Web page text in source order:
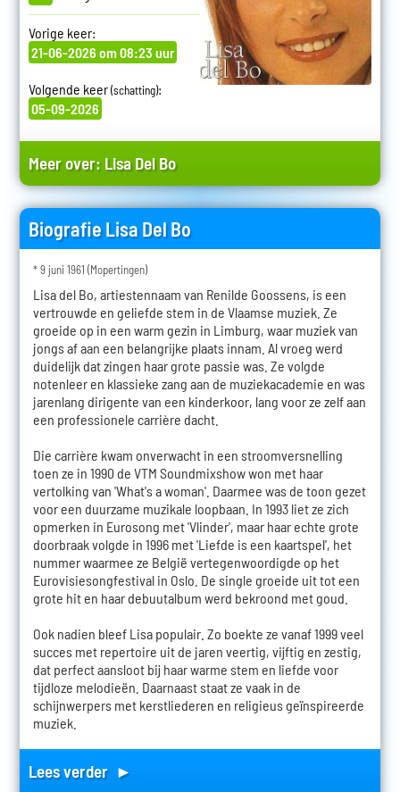
Vorige keer:
21-06-2026 om 08:23 uur
Volgende keer(schatting):
05-09-2026
Meer over: Lisa Del Bo
Biografie Lisa Del Bo
* 9 juni 1961 (Mopertingen)
Lisa del Bo, artiestennaam van Renilde Goossens, is een
vertrouwde en geliefde stem in de Vlaamse muziek. Ze
groeide op in een warm gezin in Limburg, waar muziek van
jongs af aan een belangrijke plaats innam. Al vroeg werd
duidelijk dat zingen haar grote passie was. Ze volgde
notenleer en klassieke zang aan de muziekacademie en was
jarenlang dirigente van een kinderkoor, lang voor ze zelf aan
een professionele carrière dacht.
Die carrière kwam onverwacht in een stroomversnelling
toen ze in 1990 de VTM Soundmixshow won met haar
vertolking van 'What's a woman'. Daarmee was de toon gezet
voor een duurzame muzikale loopbaan. In 1993 liet ze zich
opmerken in Eurosong met 'Vlinder', maar haar echte grote
doorbraak volgde in 1996 met 'Liefde is een kaartspel', het
nummer waarmee ze België vertegenwoordigde op het
Eurovisiesongfestival in Oslo. De single groeide uit tot een
grote hit en haar debuutalbum werd bekroond met goud.
Ook nadien bleef Lisa populair. Zo boekte ze vanaf 1999 veel
succes met repertoire uit de jaren veertig, vijftig en zestig,
dat perfect aansloot bij haar warme stem en liefde voor
tijdloze melodieën. Daarnaast staat ze vaak in de
schijnwerpers met kerstliederen en religieus geïnspireerde
muziek.
Lees verder ►